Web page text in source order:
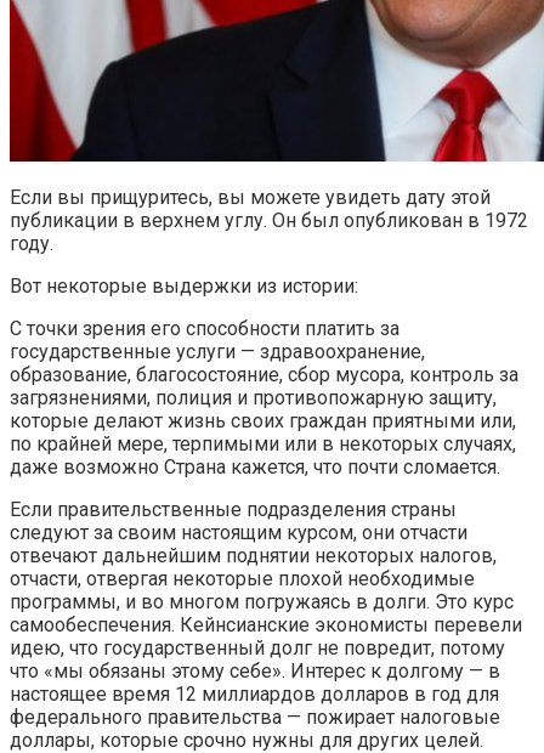
Если вы прищуритесь, вы можете увидеть дату этой
публикации в верхнем углу. Он был опубликован в 1972
году.
Вот некоторые выдержки из истории:
С точки зрения его способности платить за
государственные услуги — здравоохранение,
образование, благосостояние, сбор мусора, контроль за
загрязнениями, полиция и противопожарную защиту,
которые делают жизнь своих граждан приятными или,
по крайней мере, терпимыми или в некоторых случаях,
даже возможно Страна кажется, что почти сломается.
Если правительственные подразделения страны
следуют за своим настоящим курсом, они отчасти
отвечают дальнейшим поднятии некоторых налогов,
отчасти, отвергая некоторые плохой необходимые
программы, и во многом погружаясь в долги. Это курс
самообеспечения. Кейнсианские экономисты перевели
идею, что государственный долг не повредит, потому
что «мы обязаны этому себе». Интерес к долгому — в
настоящее время 12 миллиардов долларов в год для
федерального правительства — пожирает налоговые
доллары, которые срочно нужны для других целей.